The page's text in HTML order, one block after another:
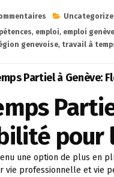
, emploi, emploi
genevoise, travail à
Partiel à Genève:
pour
une option de plus en
vie professionnelle et vie